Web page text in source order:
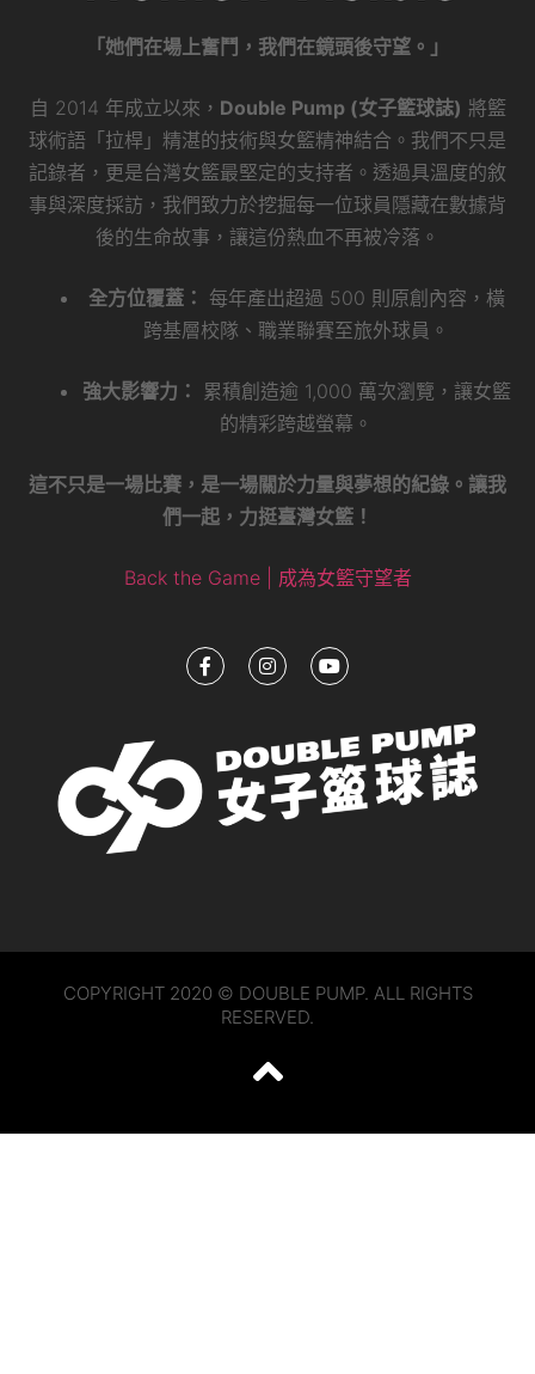
「她們在場上奮鬥，我們在鏡頭後守望。」
自 2014 年成立以來， Double Pump (女子籃球誌) 將籃
球術語「拉桿」精湛的技術與女籃精神結合。我們不只是
記錄者，更是台灣女籃最堅定的支持者。透過具溫度的敘
事與深度採訪，我們致力於挖掘每一位球員隱藏在數據背
後的生命故事，讓這份熱血不再被冷落。
全方位覆蓋： 每年產出超過 500 則原創內容，橫
跨基層校隊、職業聯賽至旅外球員。
強大影響力：
累積創造逾 1,000 萬次瀏覽，讓女籃
的精彩跨越螢幕。
這不只是一場比賽，是一場關於力量與夢想的紀錄。讓我
們一起，力挺臺灣女籃！
Back the Game | 成為女籃守望者
COPYRIGHT 2020 © DOUBLE PUMP. ALL RIGHTS
RESERVED.